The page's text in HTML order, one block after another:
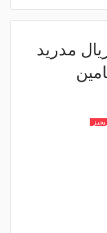
مدريد